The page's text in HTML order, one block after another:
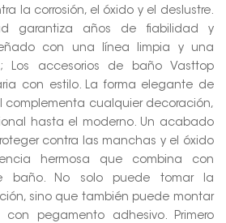
la corrosión, el óxido y el deslustre.
garantiza años de fiabilidad y
con una línea limpia y una
Los accesorios de baño Vasttop
con estilo. La forma elegante de
complementa cualquier decoración,
hasta el moderno. Un acabado
contra las manchas y el óxido
hermosa que combina con
baño. No solo puede tomar la
sino que también puede montar
pegamento adhesivo. Primero